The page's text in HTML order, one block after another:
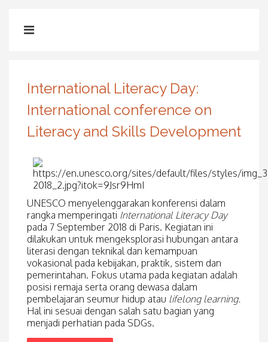
International Literacy Day:
International conference on
Literacy and Skills Development
UNESCO menyelenggarakan konferensi dalam
rangka memperingati International Literacy Day
pada 7 September 2018 di Paris. Kegiatan ini
dilakukan untuk mengeksplorasi hubungan antara
literasi dengan teknikal dan kemampuan
vokasional pada kebijakan, praktik, sistem dan
pemerintahan. Fokus utama pada kegiatan adalah
posisi remaja serta orang dewasa dalam
pembelajaran seumur hidup atau lifelong learning.
Hal ini sesuai dengan salah satu bagian yang
menjadi perhatian pada SDGs.